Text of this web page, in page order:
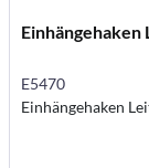
Einhängehaken
E5470
Einhängehaken